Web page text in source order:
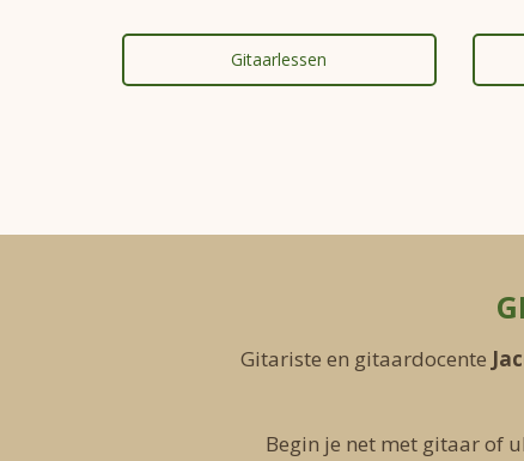
Gitaarlessen
Gitariste en gitaardocente
Begin je net met gitaar of